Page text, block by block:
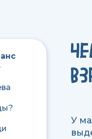
У